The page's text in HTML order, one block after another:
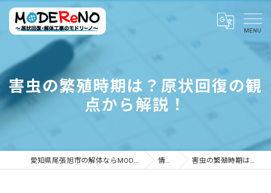
害虫の繁殖時期は？原状回復の観
点から解説！
愛知県尾張旭市の解体ならMODEReNO ～原状回復・解体工事のモドリーノ～ 情報ブログ 害虫の繁殖時期は？原状回復の観点から解説！